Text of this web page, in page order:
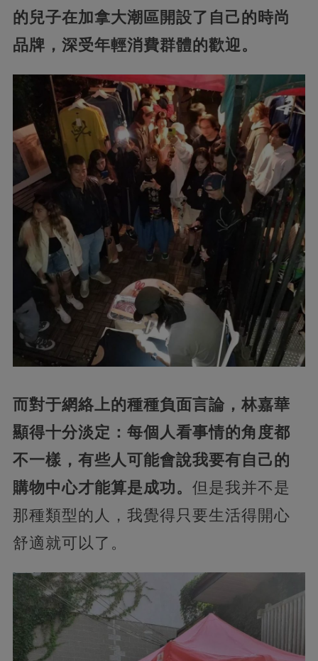
的兒子在加拿大潮區開設了自己的時尚
品牌，深受年輕消費群體的歡迎。
而對于網絡上的種種負面言論，林嘉華
顯得十分淡定：每個人看事情的角度都
不一樣，有些人可能會說我要有自己的
購物中心才能算是成功。 但是我并不是
那種類型的人，我覺得只要生活得開心
舒適就可以了。